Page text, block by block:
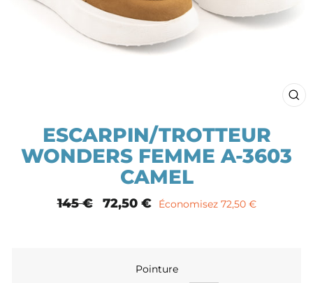
ESCARPIN/TROTTEUR
WONDERS FEMME A-3603
CAMEL
Prix
145 €
Prix
72,50 € Économisez 72,50 €
Pointure